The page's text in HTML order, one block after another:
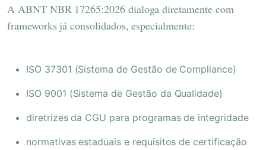
A ABNT NBR 17265:2026 dialoga diretamente com
frameworks já consolidados, especialmente:
ISO 37301 (Sistema de Gestão de Compliance)
ISO 9001 (Sistema de Gestão da Qualidade)
diretrizes da CGU para programas de integridade
normativas estaduais e requisitos de certificação